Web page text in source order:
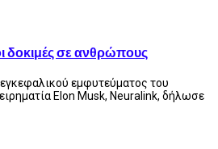
δοκιμές σε ανθρώπους
εμφυτεύματος του
Elon Musk, Neuralink, δήλωσε